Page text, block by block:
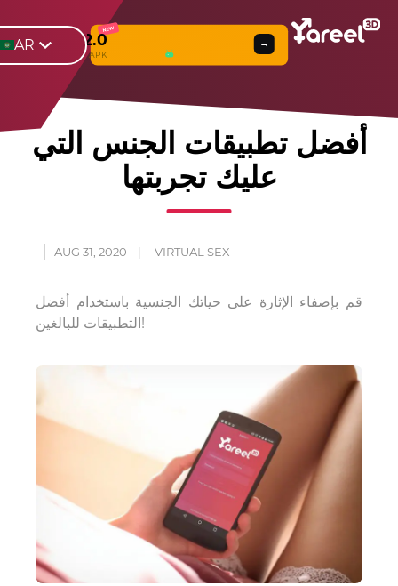
NEW
Yareel 2.0
& APK
→
AR
أفضل تطبيقات الجنس التي
عليك تجربتها
AUG 31, 2020 VIRTUAL SEX
قم بإضفاء الإثارة على حياتك الجنسية باستخدام أفضل
التطبيقات للبالغين!